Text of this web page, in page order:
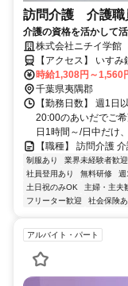
訪問介護 介護職
介護の資格を活かして
イでお仕事を始めてみま
株式会社ニチイ学館
【アクセス】 いすみ鉄
県 夷隅郡大多喜町 船子939-2ｻﾝﾕ
すみ鉄道 城見ケ丘駅
時給1,308円～1,560
千葉県夷隅郡
【勤務日数】 週1日
20:00のあいだでご
日1時間～/日中だけ
【職種】 訪問介護
制服あり 業界未経験者歓迎
社員登用あり
無料研修 週
土日祝のみOK
主婦・主夫
フリーター歓迎
社会保険あ
アルバイト・パート